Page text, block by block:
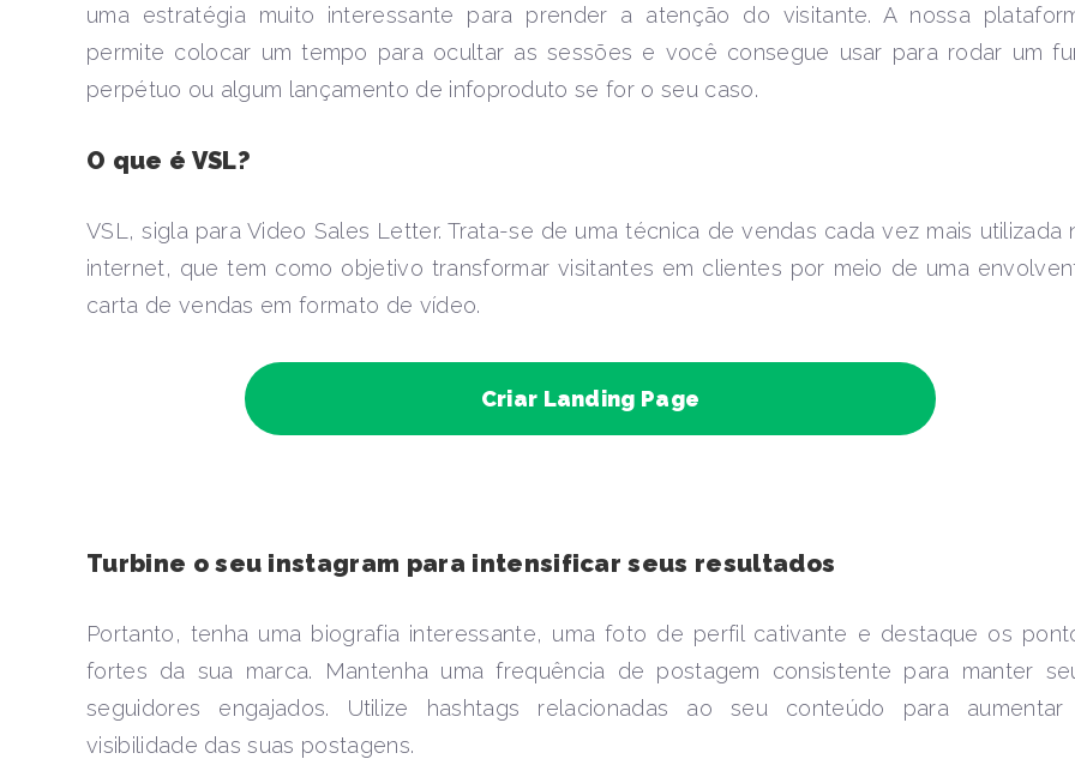
uma estratégia muito interessante para prender a atenção do visitante. A nossa
permite colocar um tempo para ocultar as sessões e você consegue usar para rodar um
perpétuo ou algum lançamento de infoproduto se for o seu caso.
O que é VSL?
VSL, sigla para Video Sales Letter. Trata-se de uma técnica de vendas cada vez mais utilizada
internet, que tem como objetivo transformar visitantes em clientes por meio de uma
carta de vendas em formato de vídeo.
Criar Landing Page
Turbine o seu instagram para intensificar seus resultados
Portanto, tenha uma biografia interessante, uma foto de perfil cativante e destaque os
fortes da sua marca. Mantenha uma frequência de postagem consistente para manter
seguidores engajados. Utilize hashtags relacionadas ao seu conteúdo para
visibilidade das suas postagens.